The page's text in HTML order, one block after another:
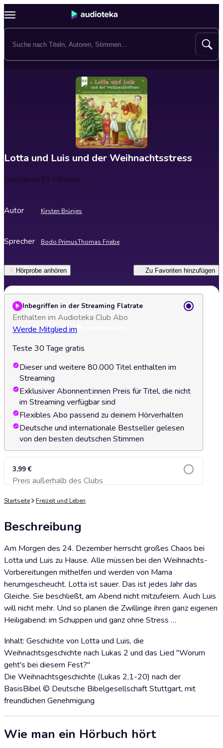
Lotta und Luis und der Weihnachtsstress
Spieldauer37 Minuten
Autor Kirsten Brünjes
Sprecher Bodo PrimusThomas Friebe
Hörprobe anhören Zu Favoriten hinzufügen
Inbegriffen in der Streaming Flatrate
Enthalten im Audioteka Club Abo
Werde Mitglied im
Teste 30 Tage gratis
Dieser und weitere 80.000 Titel enthalten im
Streaming
Exklusiver Abonnent:innen Preis für Titel, die nicht
im Streaming verfügbar sind
Flexibles Abo passend zu deinem Hörverhalten
Deutsche und internationale Bestseller gelesen
von den besten deutschen Stimmen
3,99 €
Preis außerhalb des ClubsZum Warenkorb hinzufügen
Startseite Freizeit und Leben
Beschreibung
Am Morgen des 24. Dezember herrscht großes Chaos bei
Lotta und Luis zu Hause. Alle müssen bei den Weihnachts-
Vorbereitungen mithelfen und werden von Mama
herumgescheucht. Lotta ist sauer. Das ist jedes Jahr das
Gleiche. Sie beschließt, am Abend nicht mitzufeiern. Auch Luis
will nicht mehr. Und so planen die Zwillinge ihren ganz eigenen
Heiligabend: im Schuppen und ganz ohne Stress …
Inhalt: Geschichte von Lotta und Luis, die
Weihnachtsgeschichte nach Lukas 2 und das Lied "Worum
geht's bei diesem Fest?"
Die Weihnachtsgeschichte (Lukas 2,1-20) nach der
BasisBibel © Deutsche Bibelgesellschaft Stuttgart, mit
freundlichen Genehmigung
Wie man ein Hörbuch hört